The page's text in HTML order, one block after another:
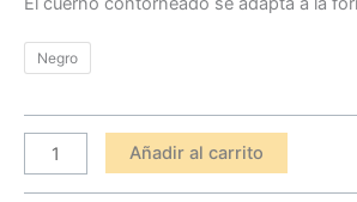
Negro
Añadir al carrito